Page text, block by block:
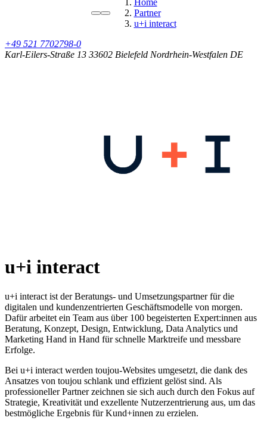
Partner
u+i interact
+49 521 7702798-0
Karl-Eilers-Straße 13 33602 Bielefeld Nordrhein-Westfalen DE
u+i interact
u+i interact ist der Beratungs- und Umsetzungspartner für die
digitalen und kundenzentrierten Geschäftsmodelle von morgen.
Dafür arbeitet ein Team aus über 100 begeisterten Expert:innen aus
Beratung, Konzept, Design, Entwicklung, Data Analytics und
Marketing Hand in Hand für schnelle Marktreife und messbare
Erfolge.
Bei u+i interact werden toujou-Websites umgesetzt, die dank des
Ansatzes von toujou schlank und effizient gelöst sind. Als
professioneller Partner zeichnen sie sich auch durch den Fokus auf
Strategie, Kreativität und exzellente Nutzerzentrierung aus, um das
bestmögliche Ergebnis für Kund+innen zu erzielen.